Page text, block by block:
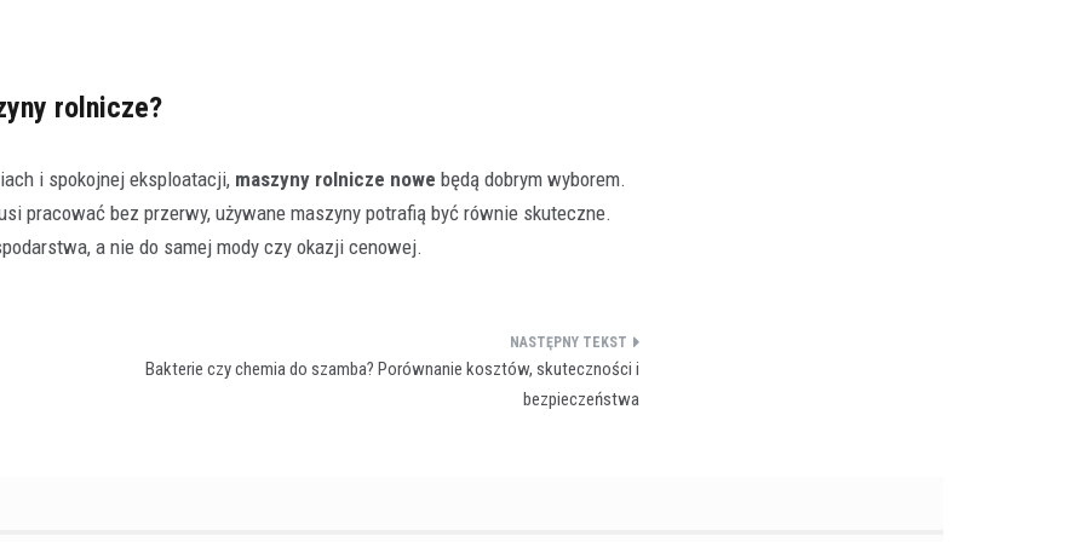
rolnicze?
i spokojnej eksploatacji, maszyny rolnicze nowe będą dobrym wyborem.
pracować bez przerwy, używane maszyny potrafią być równie skuteczne.
a nie do samej mody czy okazji cenowej.
Bakterie czy chemia do szamba? Porównanie kosztów, skuteczności i
bezpieczeństwa